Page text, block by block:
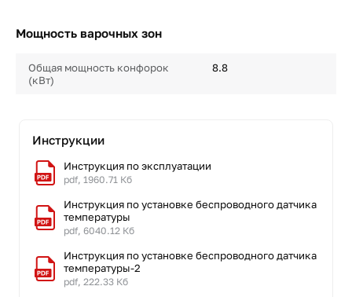
Мощность варочных зон
Общая мощность конфорок
(кВт)
8.8
Инструкции
Инструкция по эксплуатации
pdf, 1960.71 Кб
Инструкция по установке беспроводного датчика
температуры
pdf, 6040.12 Кб
Инструкция по установке беспроводного датчика
температуры-2
pdf, 222.33 Кб